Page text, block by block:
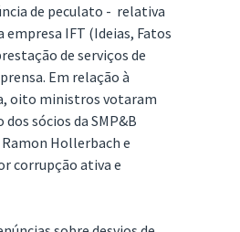
de peculato - relativa
IFT (Ideias, Fatos
de serviços de
Em relação à
oito ministros votaram
sócios da SMP&B
Hollerbach e
corrupção ativa e